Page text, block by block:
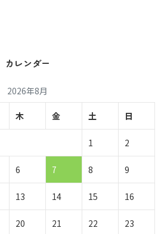
カレンダー
2026年8月
木 金 土 日
1 2
6 7 8 9
13 14 15 16
20 21 22 23